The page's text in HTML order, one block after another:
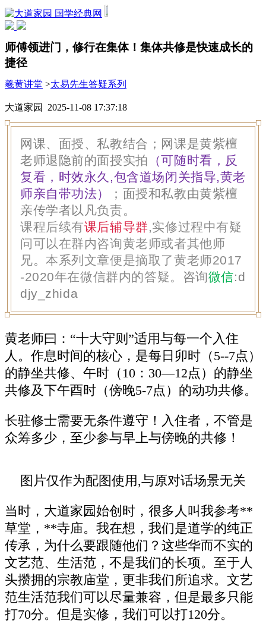
国学经典网
师傅领进门，修行在集体！集体共修是快速成长的
捷径
羲黄讲堂 >太易先生答疑系列
大道家园 2025-11-08 17:37:18
网课、面授、私教结合；网课是黄紫檀
老师退隐前的面授实拍 （可随时看，反
复看，时效永久,包含道场闭关指导,黄老
师亲自带功法）
；面授和私教由黄紫檀
亲传学者以凡负责。
课程后续有课后辅导群,实修过程中有疑
问可以在群内咨询黄老师或者其他师
兄。本系列文章便是摘取了黄老师2017
-2020年在微信群内的答疑。
咨询微信:d
djy_zhida
黄老师曰：“十大守则”适用与每一个入住
人。作息时间的核心，是每日卯时（5--7点）
的静坐共修、午时（10：30―12点）的静坐
共修及下午酉时（傍晚5-7点）的动功共修。
长驻修士需要无条件遵守！入住者，不管是
众筹多少，至少参与早上与傍晚的共修！
图片仅作为配图使用,与原对话场景无关
当时，大道家园始创时，很多人叫我参考**
草堂，**寺庙。我在想，我们是道学的纯正
传承，为什么要跟随他们？这些华而不实的
文艺范、生活范，不是我们的长项。至于人
头攒拥的宗教庙堂，更非我们所追求。文艺
范生活范我们可以尽量兼容，但是最多只能
打70分。但是实修，我们可以打120分。